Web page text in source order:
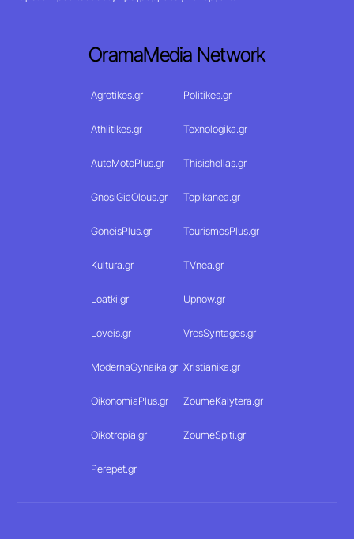
OramaMedia Network
Agrotikes.gr Politikes.gr
Athlitikes.gr Texnologika.gr
AutoMotoPlus.gr Thisishellas.gr
GnosiGiaOlous.gr Topikanea.gr
GoneisPlus.gr TourismosPlus.gr
Kultura.gr TVnea.gr
Loatki.gr Upnow.gr
Loveis.gr VresSyntages.gr
ModernaGynaika.gr Xristianika.gr
OikonomiaPlus.gr ZoumeKalytera.gr
Oikotropia.gr ZoumeSpiti.gr
Perepet.gr